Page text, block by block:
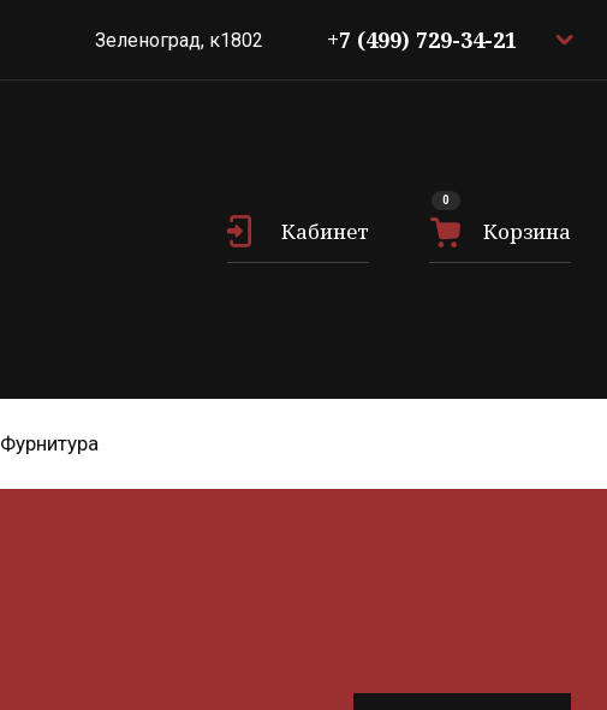
Зеленоград, к1802 +7 (499) 729-34-21
Кабинет Корзина
0
Фурнитура